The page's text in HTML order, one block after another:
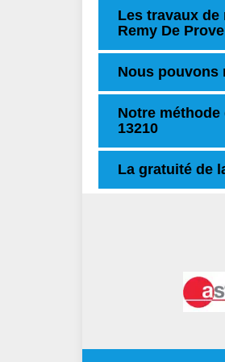
Les travaux
Remy De
Nous pouvons
Notre
13210
La gratuité de